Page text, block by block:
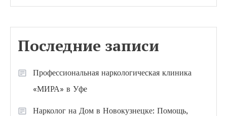
Последние записи
Профессиональная наркологическая клиника
«МИРА» в Уфе
Нарколог на Дом в Новокузнецке: Помощь,